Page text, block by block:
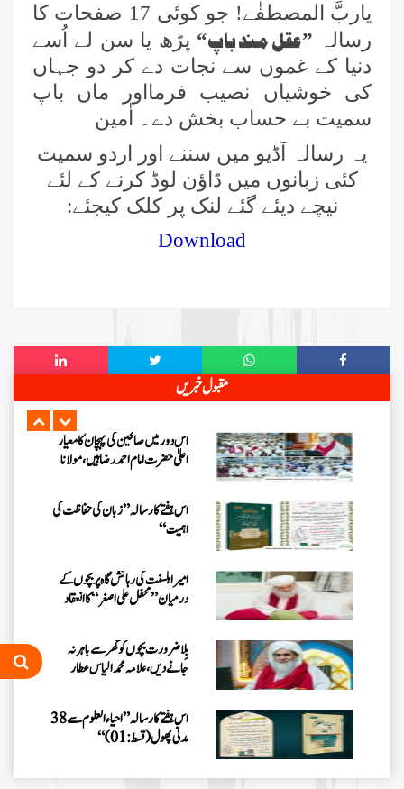
یاربَّ المصطفٰے! جو کوئی 17 صفحات کا
رسالہ ”عقل مند باپ“ پڑھ یا سن لے اُسے
دنیا کے غموں سے نجات دے کر دو جہاں
کی خوشیاں نصیب فرمااور ماں باپ
سمیت بے حساب بخش دے۔ اٰمین
یہ رسالہ آڈیو میں سننے اور اردو سمیت
کئی زبانوں میں ڈاؤن لوڈ کرنے کے لئے
نیچے دیئے گئے لنک پر کلک کیجئے:
Download
مقبول خبریں
حکمتِ عملی کے ساتھ نیکی کی دعوت
دینی چاہئے، مولانا محمد الیاس عطار
قادری
اس ہفتے کا رسالہ ” فیضان مفتی اعظم
ہند “
زلزلے کا اصل سبب لوگوں کے گناہ
ہیں، علامہ مولانا الیاس عطار قادری
اس ہفتے کا رسالہ ” شانِ صحابہ و اہل
بیت “
اس ہفتے کا رسالہ ”اللہ کا خوف“
اس دور میں صالحین کی پہچان کا معیار
اعلیٰ حضر ت امام احمد رضا ہیں، مولانا
اس ہفتے کا رسالہ ” زبان کی حفاظت کی
اہمیت“
امیر اہلسنت کی رہائش گاہ پر بچوں کے
درمیان” محفل علی اصغر “کا انعقاد
بِلا ضرورت بچوں کو گھر سے باہر نہ
جانے دیں، علامہ محمد الیاس عطار
اس ہفتے کا رسالہ ”احیاء العلوم سے 38
مدنی پھول (قسط:01)“